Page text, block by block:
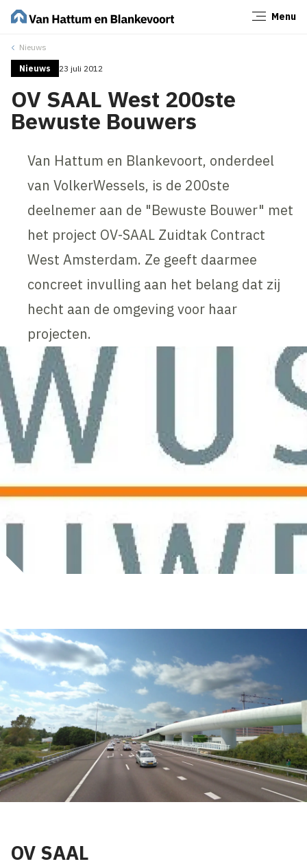
Menu
Nieuws
Nieuws 23 juli 2012
OV SAAL West 200ste
Bewuste Bouwers
Van Hattum en Blankevoort, onderdeel
van VolkerWessels, is de 200ste
deelnemer aan de "Bewuste Bouwer" met
het project OV-SAAL Zuidtak Contract
West Amsterdam. Ze geeft daarmee
concreet invulling aan het belang dat zij
hecht aan de omgeving voor haar
projecten.
OV SAAL
Sluiten